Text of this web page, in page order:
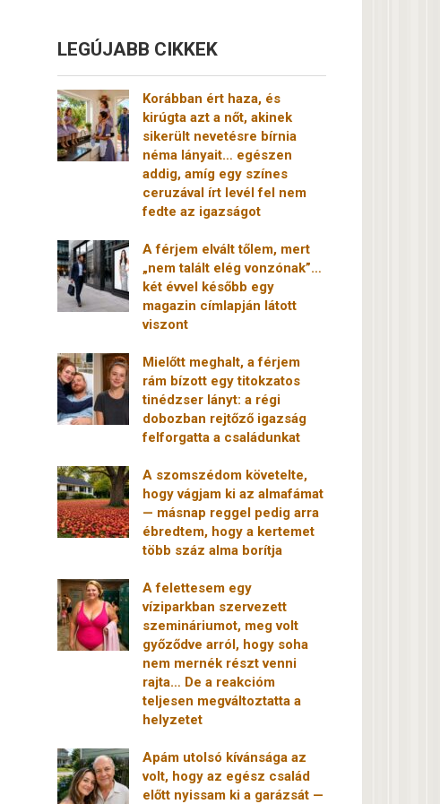
LEGÚJABB CIKKEK
Korábban ért haza, és
kirúgta azt a nőt, akinek
sikerült nevetésre bírnia
néma lányait… egészen
addig, amíg egy színes
ceruzával írt levél fel nem
fedte az igazságot
A férjem elvált tőlem, mert
„nem talált elég vonzónak”…
két évvel később egy
magazin címlapján látott
viszont
Mielőtt meghalt, a férjem
rám bízott egy titokzatos
tinédzser lányt: a régi
dobozban rejtőző igazság
felforgatta a családunkat
A szomszédom követelte,
hogy vágjam ki az almafámat
— másnap reggel pedig arra
ébredtem, hogy a kertemet
több száz alma borítja
A felettesem egy
víziparkban szervezett
szemináriumot, meg volt
győződve arról, hogy soha
nem mernék részt venni
rajta… De a reakcióm
teljesen megváltoztatta a
helyzetet
Apám utolsó kívánsága az
volt, hogy az egész család
előtt nyissam ki a garázsát —